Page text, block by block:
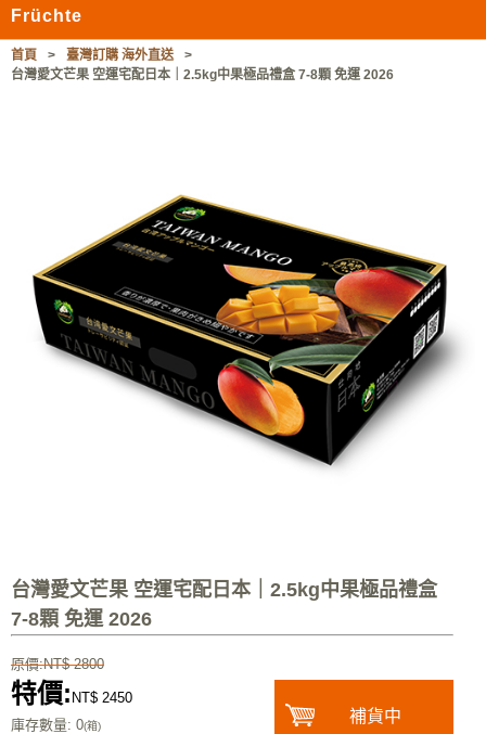
Früchte
首頁 > 臺灣訂購 海外直送
>
台灣愛文芒果 空運宅配日本｜2.5kg中果極品禮盒 7-8顆 免運 2026
台灣愛文芒果 空運宅配日本｜2.5kg中果極品禮盒
7-8顆 免運 2026
原價:NT$ 2800
特價: NT$ 2450
庫存數量: 0(箱)
補貨中